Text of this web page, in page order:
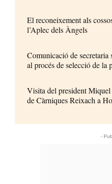
El reconeixement als
l’Aplec dels Àngels
Comunicació de secretaria
al procés de selecció de la
Visita del president Miquel
de Càrniques Reixach a
-